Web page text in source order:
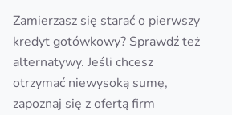
Zamierzasz się starać o pierwszy
kredyt gotówkowy? Sprawdź też
alternatywy. Jeśli chcesz
otrzymać niewysoką sumę,
zapoznaj się z ofertą firm